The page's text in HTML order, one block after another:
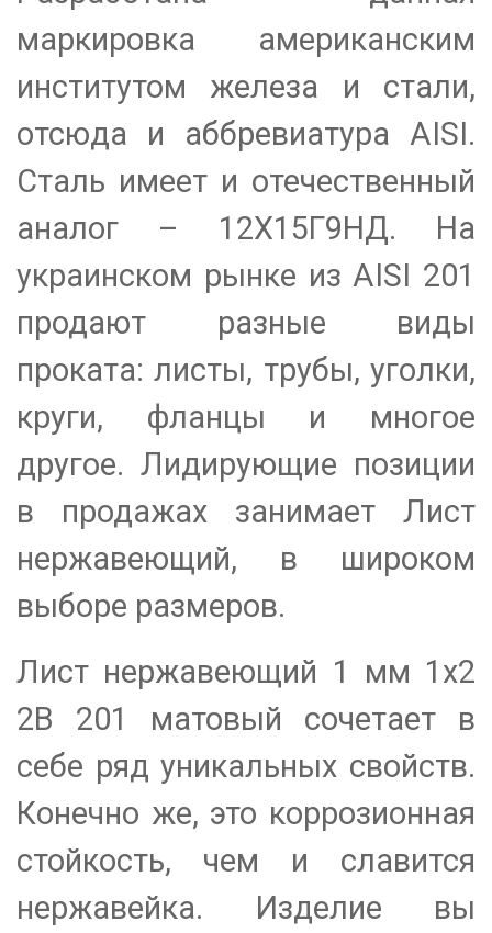
маркировка американским
институтом железа и стали,
отсюда и аббревиатура AISI.
Сталь имеет и отечественный
аналог – 12Х15Г9НД. На
украинском рынке из AISI 201
продают разные виды
проката: листы, трубы, уголки,
круги, фланцы и многое
другое. Лидирующие позиции
в продажах занимает Лист
нержавеющий, в широком
выборе размеров.
Лист нержавеющий 1 мм 1х2
2B 201 матовый сочетает в
себе ряд уникальных свойств.
Конечно же, это коррозионная
стойкость, чем и славится
нержавейка. Изделие вы